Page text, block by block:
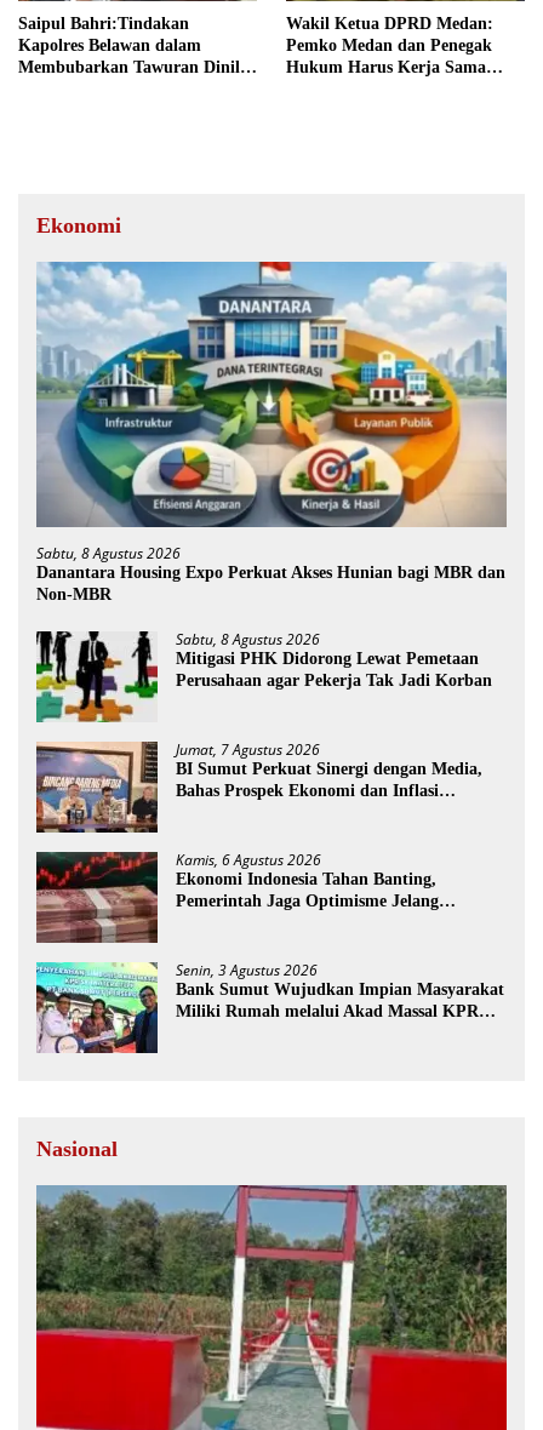
Saipul Bahri:Tindakan
Kapolres Belawan dalam
Membubarkan Tawuran Dinilai
Wakil Ketua DPRD Medan:
Pemko Medan dan Penegak
Hukum Harus Kerja Sama
Ekonomi
Sabtu, 8 Agustus 2026
Danantara Housing Expo Perkuat Akses Hunian bagi MBR dan
Non-MBR
Sabtu, 8 Agustus 2026
Mitigasi PHK Didorong Lewat Pemetaan
Perusahaan agar Pekerja Tak Jadi Korban
Jumat, 7 Agustus 2026
BI Sumut Perkuat Sinergi dengan Media,
Bahas Prospek Ekonomi dan Inflasi
Kamis, 6 Agustus 2026
Ekonomi Indonesia Tahan Banting,
Pemerintah Jaga Optimisme Jelang
Senin, 3 Agustus 2026
Bank Sumut Wujudkan Impian Masyarakat
Miliki Rumah melalui Akad Massal KPR
Nasional